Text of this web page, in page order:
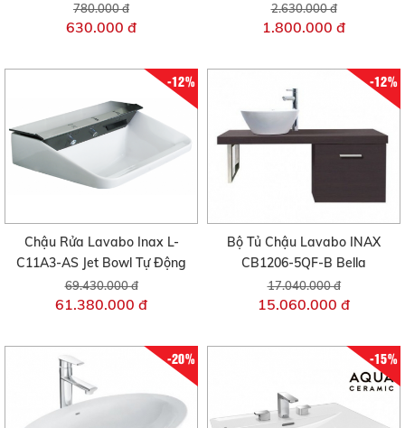
780.000 đ
630.000 đ
2.630.000 đ
1.800.000 đ
-12%
Chậu Rửa Lavabo Inax L-
C11A3-AS Jet Bowl Tự Động
69.430.000 đ
61.380.000 đ
-12%
Bộ Tủ Chậu Lavabo INAX
CB1206-5QF-B Bella
17.040.000 đ
15.060.000 đ
-20% -15%